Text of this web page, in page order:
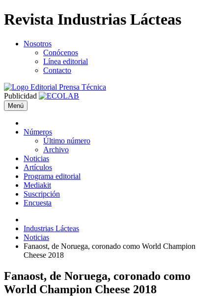
Revista Industrias Lácteas
Nosotros
Conócenos
Línea editorial
Contacto
Publicidad
Menú
Números
Último número
Archivo
Noticias
Artículos
Programa editorial
Mediakit
Suscripción
Encuesta
Industrias Lácteas
Noticias
Fanaost, de Noruega, coronado como World Champion
Cheese 2018
Fanaost, de Noruega, coronado como
World Champion Cheese 2018